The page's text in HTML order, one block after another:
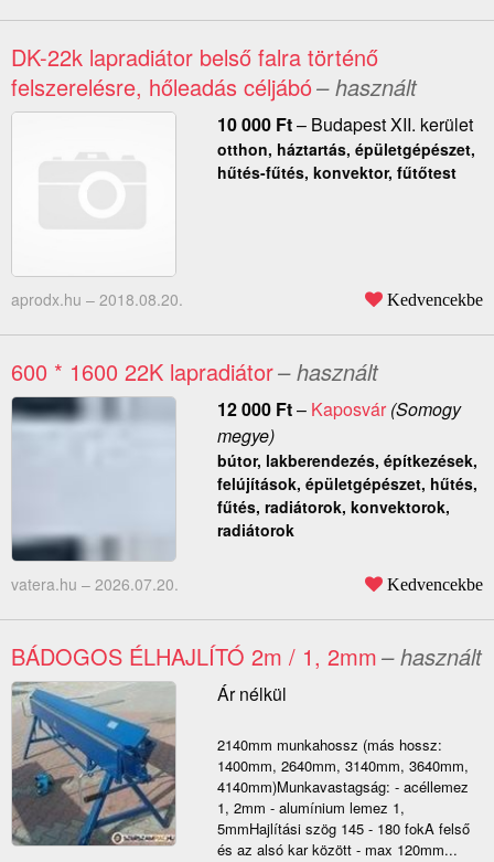
DK-22k lapradiátor belső falra történő
felszerelésre, hőleadás céljábó– használt
10 000 Ft– Budapest XII. kerület
otthon, háztartás, épületgépészet,
hűtés-fűtés, konvektor, fűtőtest
aprodx.hu – 2018.08.20. Kedvencekbe
600 * 1600 22K lapradiátor– használt
12 000 Ft– Kaposvár(Somogy
megye)
bútor, lakberendezés, építkezések,
felújítások, épületgépészet, hűtés,
fűtés, radiátorok, konvektorok,
radiátorok
vatera.hu – 2026.07.20. Kedvencekbe
BÁDOGOS ÉLHAJLÍTÓ 2m / 1, 2mm– használt
Ár nélkül
2140mm munkahossz (más hossz:
1400mm, 2640mm, 3140mm, 3640mm,
4140mm)Munkavastagság: - acéllemez
1, 2mm - alumínium lemez 1,
5mmHajlítási szög 145 - 180 fokA felső
és az alsó kar között - max 120mm...